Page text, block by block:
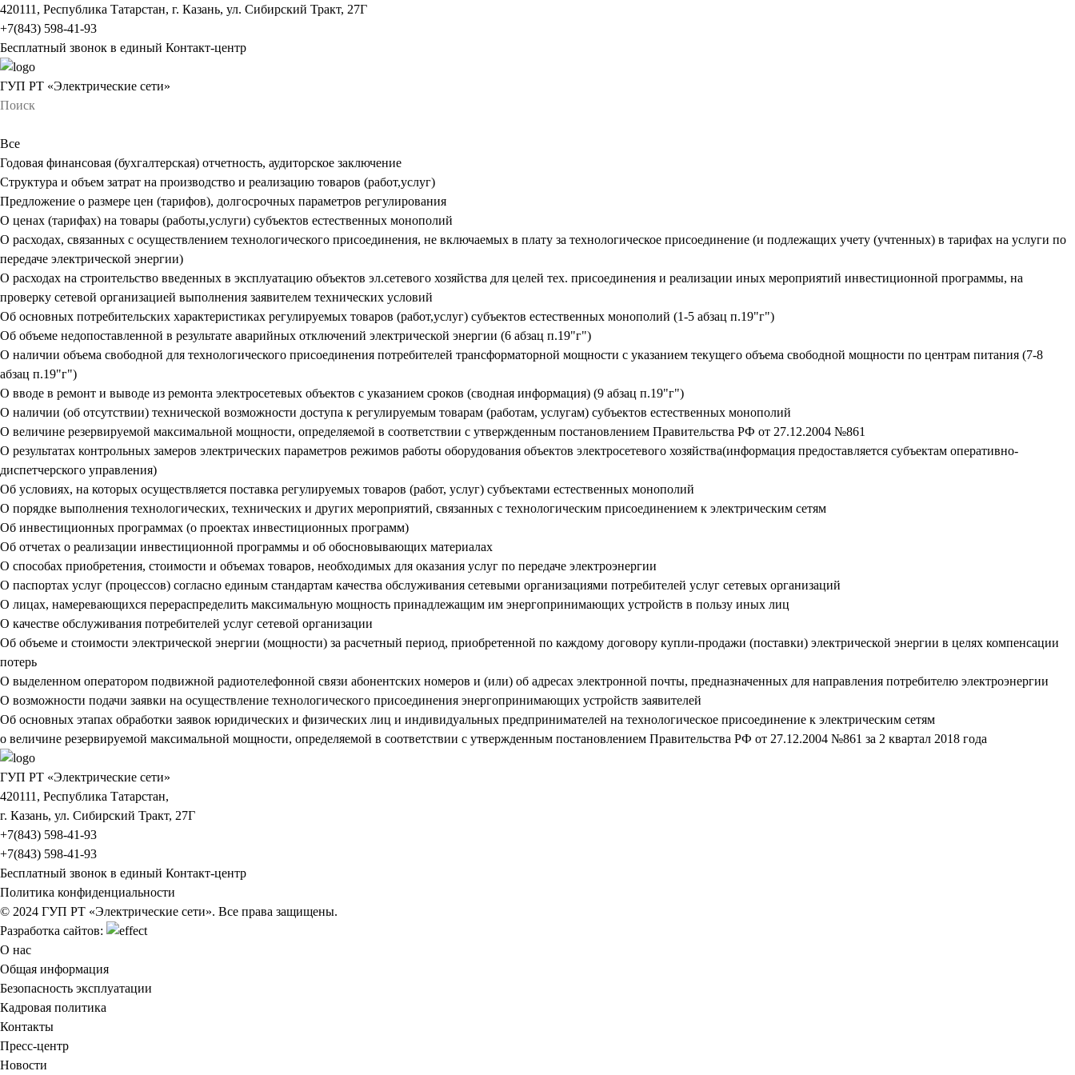
420111, Республика Татарстан, г. Казань, ул. Сибирский Тракт, 27Г
+7(843) 598-41-93
Бесплатный звонок в единый Контакт-центр
ГУП РТ «Электрические сети»
Все
Годовая финансовая (бухгалтерская) отчетность, аудиторское заключение
Структура и объем затрат на производство и реализацию товаров (работ,услуг)
Предложение о размере цен (тарифов), долгосрочных параметров регулирования
О ценах (тарифах) на товары (работы,услуги) субъектов естественных монополий
О расходах, связанных с осуществлением технологического присоединения, не включаемых в плату за технологическое присоединение (и подлежащих учету (учтенных) в тарифах на услуги по
передаче электрической энергии)
О расходах на строительство введенных в эксплуатацию объектов эл.сетевого хозяйства для целей тех. присоединения и реализации иных мероприятий инвестиционной программы, на
проверку сетевой организацией выполнения заявителем технических условий
Об основных потребительских характеристиках регулируемых товаров (работ,услуг) субъектов естественных монополий (1-5 абзац п.19"г")
Об объеме недопоставленной в результате аварийных отключений электрической энергии (6 абзац п.19"г")
О наличии объема свободной для технологического присоединения потребителей трансформаторной мощности с указанием текущего объема свободной мощности по центрам питания (7-8
абзац п.19"г")
О вводе в ремонт и выводе из ремонта электросетевых объектов с указанием сроков (сводная информация) (9 абзац п.19"г")
О наличии (об отсутствии) технической возможности доступа к регулируемым товарам (работам, услугам) субъектов естественных монополий
О величине резервируемой максимальной мощности, определяемой в соответствии с утвержденным постановлением Правительства РФ от 27.12.2004 №861
О результатах контрольных замеров электрических параметров режимов работы оборудования объектов электросетевого хозяйства(информация предоставляется субъектам оперативно-
диспетчерского управления)
Об условиях, на которых осуществляется поставка регулируемых товаров (работ, услуг) субъектами естественных монополий
О порядке выполнения технологических, технических и других мероприятий, связанных с технологическим присоединением к электрическим сетям
Об инвестиционных программах (о проектах инвестиционных программ)
Об отчетах о реализации инвестиционной программы и об обосновывающих материалах
О способах приобретения, стоимости и объемах товаров, необходимых для оказания услуг по передаче электроэнергии
О паспортах услуг (процессов) согласно единым стандартам качества обслуживания сетевыми организациями потребителей услуг сетевых организаций
О лицах, намеревающихся перераспределить максимальную мощность принадлежащим им энергопринимающих устройств в пользу иных лиц
О качестве обслуживания потребителей услуг сетевой организации
Об объеме и стоимости электрической энергии (мощности) за расчетный период, приобретенной по каждому договору купли-продажи (поставки) электрической энергии в целях компенсации
потерь
О выделенном оператором подвижной радиотелефонной связи абонентских номеров и (или) об адресах электронной почты, предназначенных для направления потребителю электроэнергии
О возможности подачи заявки на осуществление технологического присоединения энергопринимающих устройств заявителей
Об основных этапах обработки заявок юридических и физических лиц и индивидуальных предпринимателей на технологическое присоединение к электрическим сетям
о величине резервируемой максимальной мощности, определяемой в соответствии с утвержденным постановлением Правительства РФ от 27.12.2004 №861 за 2 квартал 2018 года
ГУП РТ «Электрические сети»
420111, Республика Татарстан,
г. Казань, ул. Сибирский Тракт, 27Г
+7(843) 598-41-93
+7(843) 598-41-93
Бесплатный звонок в единый Контакт-центр
Политика конфиденциальности
© 2024 ГУП РТ «Электрические сети». Все права защищены.
Разработка сайтов:
О нас
Общая информация
Безопасность эксплуатации
Кадровая политика
Контакты
Пресс-центр
Новости